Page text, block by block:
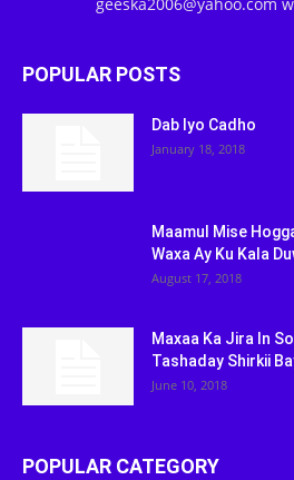
geeska2006@yahoo.com
POPULAR POSTS
Dab Iyo Cadho
January 18, 2018
Maamul Mise
Waxa Ay Ku Kala
August 17, 2018
Maxaa Ka Jira In
Tashaday Shirkii
June 10, 2018
POPULAR CATEGORY